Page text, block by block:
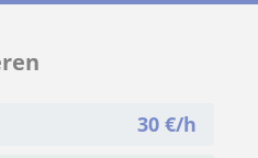
30€/h